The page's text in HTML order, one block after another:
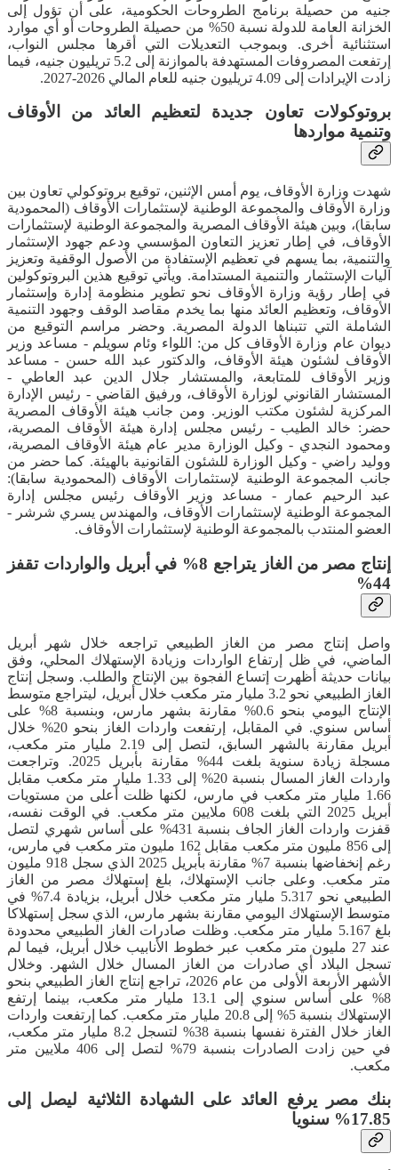
جنيه من حصيلة برنامج الطروحات الحكومية، على أن تؤول إلى
الخزانة العامة للدولة نسبة 50% من حصيلة الطروحات أو أي موارد
استثنائية أخرى. وبموجب التعديلات التي أقرها مجلس النواب،
إرتفعت المصروفات المستهدفة بالموازنة إلى 5.2 تريليون جنيه، فيما
زادت الإيرادات إلى 4.09 تريليون جنيه للعام المالي 2026-2027.
بروتوكولات تعاون جديدة لتعظيم العائد من الأوقاف
وتنمية مواردها
شهدت وزارة الأوقاف، يوم أمس الإثنين، توقيع بروتوكولي تعاون بين
وزارة الأوقاف والمجموعة الوطنية لإستثمارات الأوقاف (المحمودية
سابقا)، وبين هيئة الأوقاف المصرية والمجموعة الوطنية لإستثمارات
الأوقاف، في إطار تعزيز التعاون المؤسسي ودعم جهود الإستثمار
والتنمية، بما يسهم في تعظيم الإستفادة من الأصول الوقفية وتعزيز
آليات الإستثمار والتنمية المستدامة. ويأتي توقيع هذين البروتوكولين
في إطار رؤية وزارة الأوقاف نحو تطوير منظومة إدارة وإستثمار
الأوقاف، وتعظيم العائد منها بما يخدم مقاصد الوقف وجهود التنمية
الشاملة التي تتبناها الدولة المصرية. وحضر مراسم التوقيع من
ديوان عام وزارة الأوقاف كل من: اللواء وئام سويلم - مساعد وزير
الأوقاف لشئون هيئة الأوقاف، والدكتور عبد الله حسن - مساعد
وزير الأوقاف للمتابعة، والمستشار جلال الدين عبد العاطي -
المستشار القانوني لوزارة الأوقاف، ورفيق القاضي - رئيس الإدارة
المركزية لشئون مكتب الوزير. ومن جانب هيئة الأوقاف المصرية
حضر: خالد الطيب - رئيس مجلس إدارة هيئة الأوقاف المصرية،
ومحمود النجدي - وكيل الوزارة مدير عام هيئة الأوقاف المصرية،
ووليد راضي - وكيل الوزارة للشئون القانونية بالهيئة. كما حضر من
جانب المجموعة الوطنية لإستثمارات الأوقاف (المحمودية سابقا):
عبد الرحيم عمار - مساعد وزير الأوقاف رئيس مجلس إدارة
المجموعة الوطنية لإستثمارات الأوقاف، والمهندس يسري شرشر -
العضو المنتدب بالمجموعة الوطنية لإستثمارات الأوقاف.
إنتاج مصر من الغاز يتراجع 8% في أبريل والواردات تقفز
44%
واصل إنتاج مصر من الغاز الطبيعي تراجعه خلال شهر أبريل
الماضي، في ظل إرتفاع الواردات وزيادة الإستهلاك المحلي، وفق
بيانات حديثة أظهرت إتساع الفجوة بين الإنتاج والطلب. وسجل إنتاج
الغاز الطبيعي نحو 3.2 مليار متر مكعب خلال أبريل، ليتراجع متوسط
الإنتاج اليومي بنحو 0.6% مقارنة بشهر مارس، وبنسبة 8% على
أساس سنوي. في المقابل، إرتفعت واردات الغاز بنحو 20% خلال
أبريل مقارنة بالشهر السابق، لتصل إلى 2.19 مليار متر مكعب،
مسجلة زيادة سنوية بلغت 44% مقارنة بأبريل 2025. وتراجعت
واردات الغاز المسال بنسبة 20% إلى 1.33 مليار متر مكعب مقابل
1.66 مليار متر مكعب في مارس، لكنها ظلت أعلى من مستويات
أبريل 2025 التي بلغت 608 ملايين متر مكعب. في الوقت نفسه،
قفزت واردات الغاز الجاف بنسبة 431% على أساس شهري لتصل
إلى 856 مليون متر مكعب مقابل 162 مليون متر مكعب في مارس،
رغم إنخفاضها بنسبة 7% مقارنة بأبريل 2025 الذي سجل 918 مليون
متر مكعب. وعلى جانب الإستهلاك، بلغ إستهلاك مصر من الغاز
الطبيعي نحو 5.317 مليار متر مكعب خلال أبريل، بزيادة 7.4% في
متوسط الإستهلاك اليومي مقارنة بشهر مارس، الذي سجل إستهلاكا
بلغ 5.167 مليار متر مكعب. وظلت صادرات الغاز الطبيعي محدودة
عند 27 مليون متر مكعب عبر خطوط الأنابيب خلال أبريل، فيما لم
تسجل البلاد أي صادرات من الغاز المسال خلال الشهر. وخلال
الأشهر الأربعة الأولى من عام 2026، تراجع إنتاج الغاز الطبيعي بنحو
8% على أساس سنوي إلى 13.1 مليار متر مكعب، بينما إرتفع
الإستهلاك بنسبة 5% إلى 20.8 مليار متر مكعب. كما إرتفعت واردات
الغاز خلال الفترة نفسها بنسبة 38% لتسجل 8.2 مليار متر مكعب،
في حين زادت الصادرات بنسبة 79% لتصل إلى 406 ملايين متر
مكعب.
بنك مصر يرفع العائد على الشهادة الثلاثية ليصل إلى
17.85% سنويا